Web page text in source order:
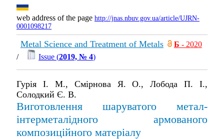
web address of the page http://jnas.nbuv.gov.ua/article/UJRN-
0001098217
Metal Science and Treatment of Metals Б - 2020
/
Issue (2019, № 4)
Гурія І. М., Смірнова Я. О., Лобода П. І.,
Солодкий Є. В.
Виготовлення шаруватого метал-
інтерметалідного армованого
композиційного матеріалу